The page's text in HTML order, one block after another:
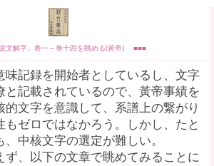
文解字」卷一～巻十四を眺める[黃帝] ■■■
味記録を開始者としているし、文字
と記載されているので、黃帝事績を
的文字を意識して、系譜上の繋がり
もゼロではなかろう。しかし、たと
、中核文字の選定が難しい。
ず、以下の文章で眺めてみることに